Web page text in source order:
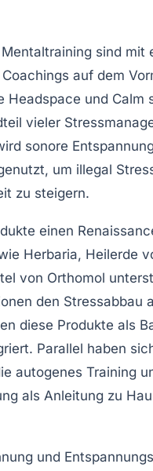
sind mit
auf dem
Headspace und Calm
vieler
sonore
um illegal
zu steigern.
einen
Herbaria, Heilerde
von Orthomol
den Stressabbau
diese Produkte als
Parallel haben
autogenes Training
als Anleitung zu
und